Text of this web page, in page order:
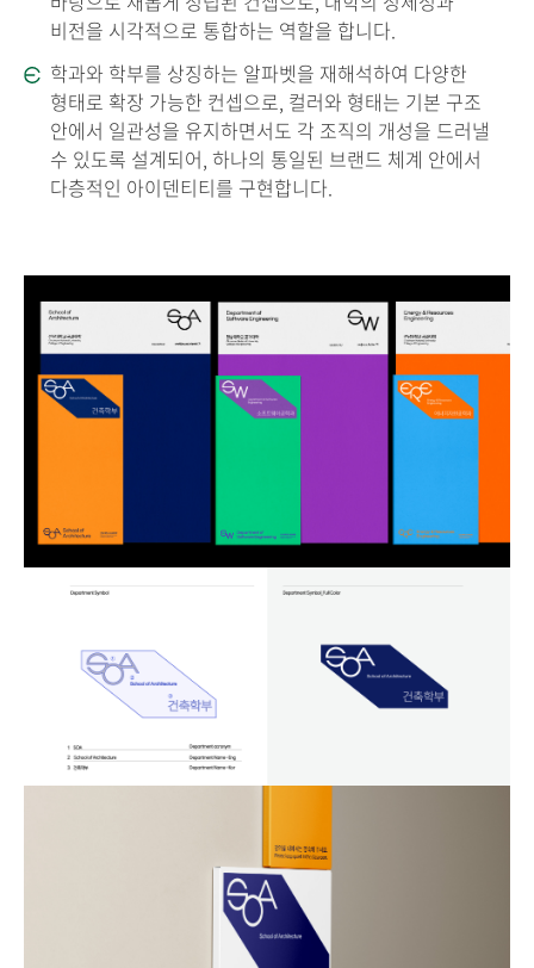
비전을 시각적으로 통합하는 역할을 합니다.
학과와 학부를 상징하는 알파벳을 재해석하여 다양한
형태로 확장 가능한 컨셉으로, 컬러와 형태는 기본 구조
안에서 일관성을 유지하면서도 각 조직의 개성을 드러낼
수 있도록 설계되어, 하나의 통일된 브랜드 체계 안에서
다층적인 아이덴티티를 구현합니다.